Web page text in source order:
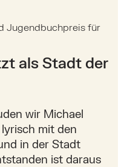
Jugendbuchpreis für
als Stadt der
wir Michael
mit den
in der Stadt
ist daraus